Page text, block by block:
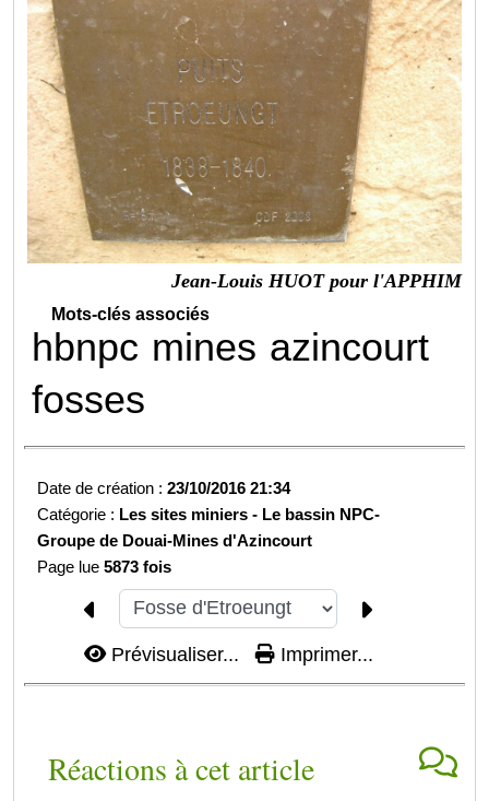
Jean-Louis HUOT pour l'APPHIM
Mots-clés associés
hbnpc mines azincourt
fosses
Date de création :23/10/2016 21:34
Catégorie : Les sites miniers - Le bassin NPC-
Groupe de Douai-Mines d'Azincourt
Page lue5873 fois
Prévisualiser... Imprimer...
Réactions à cet article